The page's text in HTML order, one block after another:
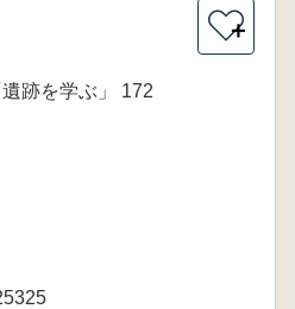
＋
跡を学ぶ」 172